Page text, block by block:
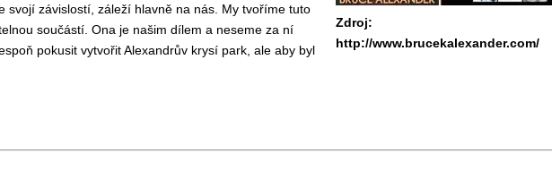
Zdroj:
http://www.brucekalexander.com/
svojí závislostí, záleží hlavně na nás. My tvoříme tuto
součástí. Ona je našim dílem a neseme za ní
pokusit vytvořit Alexandrův krysí park, ale aby byl